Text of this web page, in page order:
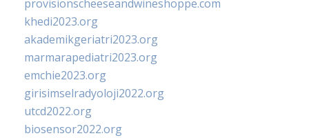
provisionscheeseandwineshoppe.com
khedi2023.org
akademikgeriatri2023.org
marmarapediatri2023.org
emchie2023.org
girisimselradyoloji2022.org
utcd2022.org
biosensor2022.org